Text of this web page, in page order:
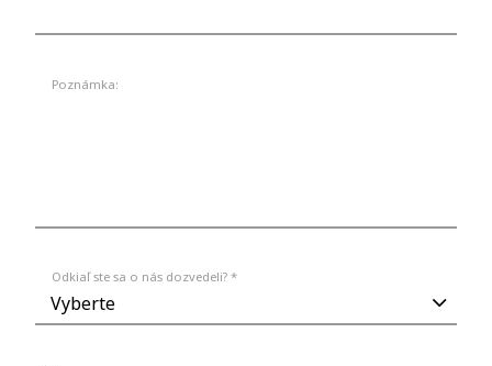
Poznámka:
Odkiaľ ste sa o nás dozvedeli? *